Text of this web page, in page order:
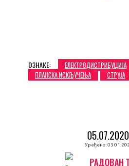
ОЗНАКЕ: ЕЛЕКТРОДИСТРИБУЦИЈА
ПЛАНСКА ИСКЉУЧЕЊА
СТРУЈА
Уређено:
РАДОВАН